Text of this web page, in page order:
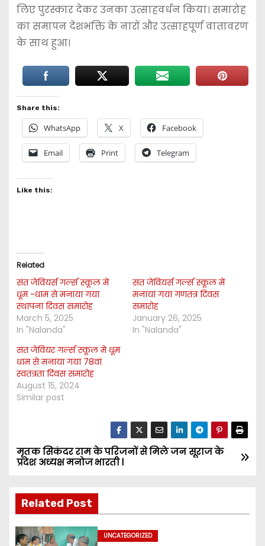
लिए पुरस्कार देकर उनका उत्साहवर्धन किया। समारोह
का समापन देशभक्ति के नारों और उत्साहपूर्ण वातावरण
के साथ हुआ।
Share this:
WhatsApp X Facebook
Email Print Telegram
Like this:
Related
संत जेवियर्स गर्ल्स स्कूल में
धूम -धाम से मनाया गया
स्थापना दिवस समारोह
March 5, 2025
In "Nalanda"
संत जेवियर्स गर्ल्स स्कूल में
मनाया गया गणतंत्र दिवस
समारोह
January 26, 2025
In "Nalanda"
संत जेवियर गर्ल्स स्कूल मे धूम
धाम से मनाया गया 78वां
स्वतंत्रता दिवस समारोह
August 15, 2024
Similar post
P
s
t
मृतक सिकंदर राम के परिजनों से मिले जन सूराज के
प्रदेश अध्यक्ष मनोज भारती l
Related Post
UNCATEGORIZED